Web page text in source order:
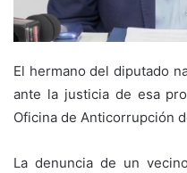
El hermano del diputado
ante la justicia de esa
Oficina de Anticorrupción
La denuncia de un